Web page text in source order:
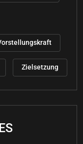
Zielsetzung